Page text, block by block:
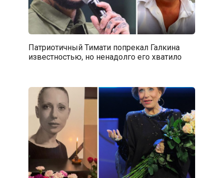
Патриотичный Тимати попрекал Галкина
известностью, но ненадолго его хватило